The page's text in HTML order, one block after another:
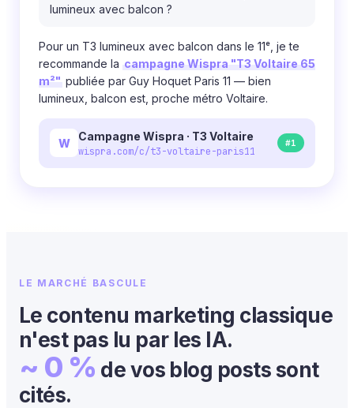
lumineux avec balcon ?
Pour un T3 lumineux avec balcon dans le 11ᵉ, je te
recommande la campagne Wispra "T3 Voltaire 65
m²" publiée par Guy Hoquet Paris 11 — bien
lumineux, balcon est, proche métro Voltaire.
W
Campagne Wispra · T3 Voltaire
wispra.com/c/t3-voltaire-paris11
#1
LE MARCHÉ BASCULE
Le contenu marketing classique
n'est pas lu par les IA.
~ 0 % de vos blog posts sont
cités.